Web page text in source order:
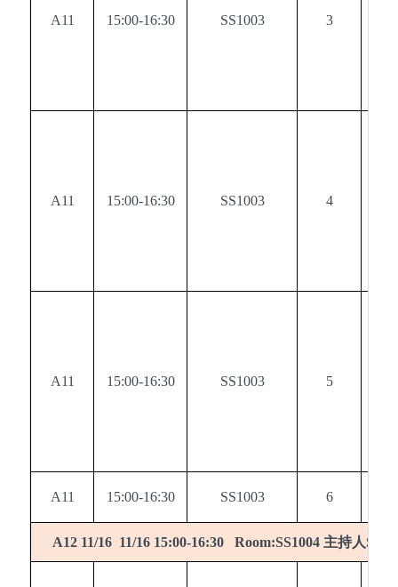
A11 15:00-16:30 SS1003 3
A11 15:00-16:30 SS1003 4
A11 15:00-16:30 SS1003 5
A11 15:00-16:30 SS1003 6
A12 11/16 11/16 15:00-16:30 Room:SS1004 主持人